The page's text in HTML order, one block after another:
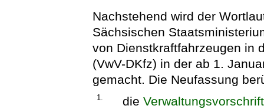
Nachstehend wird der
Sächsischen
von Dienstkraftfahrzeugen in
(VwV-DKfz) in der ab 1.
gemacht. Die Neufassung
1. die